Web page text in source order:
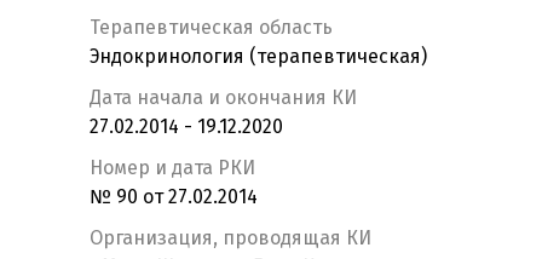
Терапевтическая область
Эндокринология (терапевтическая)
Дата начала и окончания КИ
27.02.2014 - 19.12.2020
Номер и дата РКИ
№ 90 от 27.02.2014
Организация, проводящая КИ